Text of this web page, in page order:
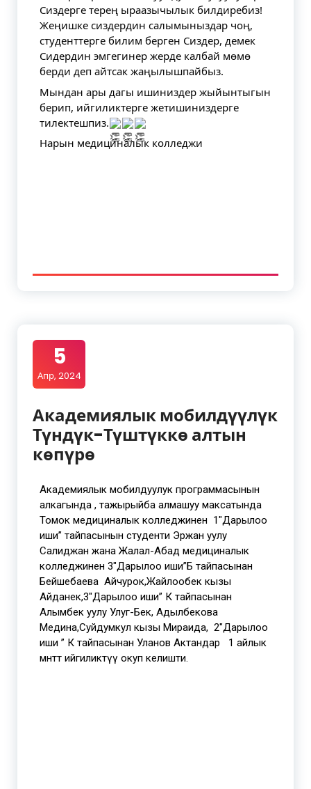
Сиздерге терең ыраазычылык билдиребиз!
Жеңишке сиздердин салымыныздар чоң,
студенттерге билим берген Сиздер, демек
Сидердин эмгегинер жерде калбай мөмө
берди деп айтсак жаңылышпайбыз.
Мындан ары дагы ишиниздер жыйынтыгын
берип, ийгиликтерге жетишиниздерге
тилектешпиз.
Нарын медициналык колледжи
5
Апр, 2024
Академиялык мобилдүүлүк
Түндүк-Түштүккө алтын
көпүрө
Академиялык мобилдуулук программасынын
алкагында , тажырыйба алмашуу максатында
Томок медициналык колледжинен 1″Дарылоо
иши” тайпасынын студенти Эржан уулу
Салиджан жана Жалал-Абад медициналык
колледжинен 3″Дарылоо иши”Б тайпасынан
Бейшебаева Айчурок,Жайлообек кызы
Айданек,3″Дарылоо иши” К тайпасынан
Алымбек уулу Улуг-Бек, Адылбекова
Медина,Суйдумкул кызы Мираида, 2″Дарылоо
иши ” К тайпасынан Уланов Актандар 1 айлык
мөөнөттө ийгиликтүү окуп келишти.